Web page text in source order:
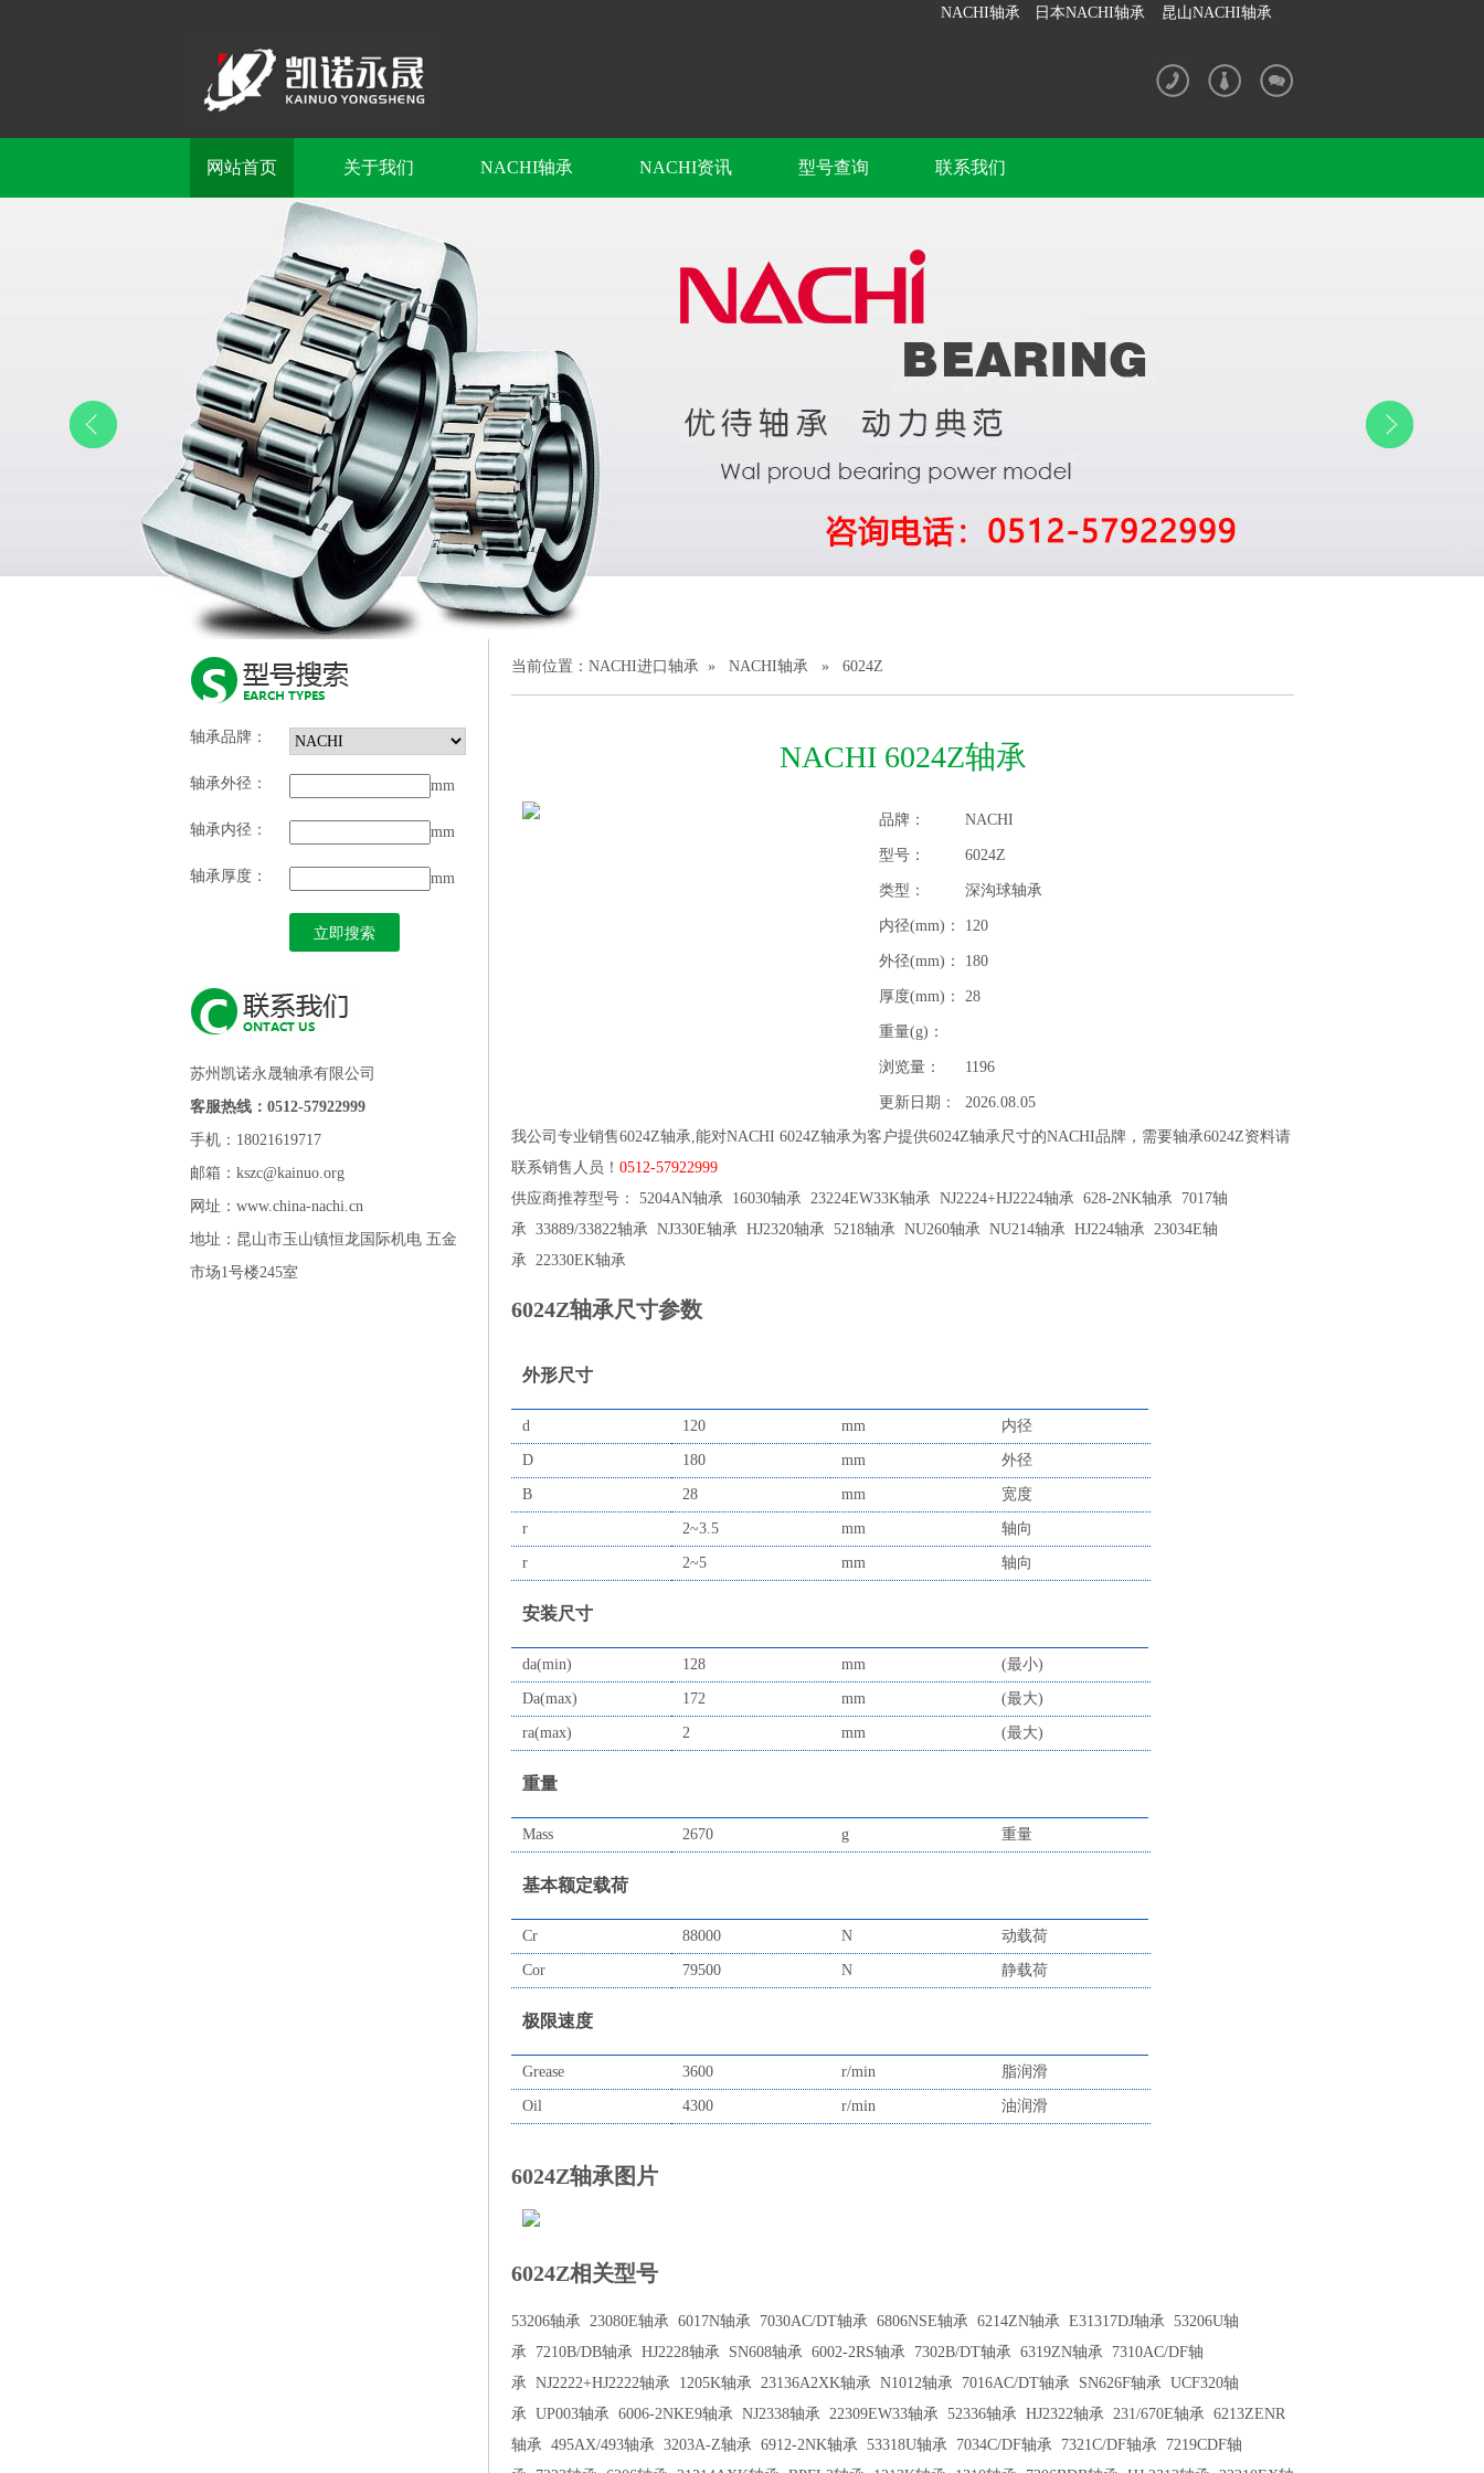
NACHI轴承 日本NACHI轴承 昆山NACHI轴承
网站首页 关于我们 NACHI轴承 NACHI资讯 型号查询 联系我们
轴承品牌：
轴承外径： mm
轴承内径： mm
轴承厚度： mm
苏州凯诺永晟轴承有限公司
客服热线：0512-57922999
手机：18021619717
邮箱：kszc@kainuo.org
网址：www.china-nachi.cn
地址：昆山市玉山镇恒龙国际机电 五金
市场1号楼245室
当前位置： NACHI进口轴承 » NACHI轴承 » 6024Z
NACHI 6024Z轴承
品牌： NACHI
型号： 6024Z
类型： 深沟球轴承
内径(mm)： 120
外径(mm)： 180
厚度(mm)： 28
重量(g)：
浏览量： 1196
更新日期： 2026.08.05
我公司专业销售6024Z轴承,能对NACHI 6024Z轴承为客户提供6024Z轴承尺寸的NACHI品牌，需要轴承6024Z资料请
联系销售人员！ 0512-57922999
供应商推荐型号： 5204AN轴承 16030轴承 23224EW33K轴承 NJ2224+HJ2224轴承 628-2NK轴承 7017轴
承 33889/33822轴承 NJ330E轴承 HJ2320轴承 5218轴承 NU260轴承 NU214轴承 HJ224轴承 23034E轴
承 22330EK轴承
6024Z轴承尺寸参数
外形尺寸
d 120 mm 内径
D 180 mm 外径
B 28 mm 宽度
r 2~3.5 mm 轴向
r 2~5 mm 轴向
安装尺寸
da(min) 128 mm (最小)
Da(max) 172 mm (最大)
ra(max) 2 mm (最大)
重量
Mass 2670 g 重量
基本额定载荷
Cr 88000 N 动载荷
Cor 79500 N 静载荷
极限速度
Grease 3600 r/min 脂润滑
Oil 4300 r/min 油润滑
6024Z轴承图片
6024Z相关型号
53206轴承 23080E轴承 6017N轴承 7030AC/DT轴承 6806NSE轴承 6214ZN轴承 E31317DJ轴承 53206U轴
承 7210B/DB轴承 HJ2228轴承 SN608轴承 6002-2RS轴承 7302B/DT轴承 6319ZN轴承 7310AC/DF轴
承 NJ2222+HJ2222轴承 1205K轴承 23136A2XK轴承 N1012轴承 7016AC/DT轴承 SN626F轴承 UCF320轴
承 UP003轴承 6006-2NKE9轴承 NJ2338轴承 22309EW33轴承 52336轴承 HJ2322轴承 231/670E轴承 6213ZENR
轴承 495AX/493轴承 3203A-Z轴承 6912-2NK轴承 53318U轴承 7034C/DF轴承 7321C/DF轴承 7219CDF轴